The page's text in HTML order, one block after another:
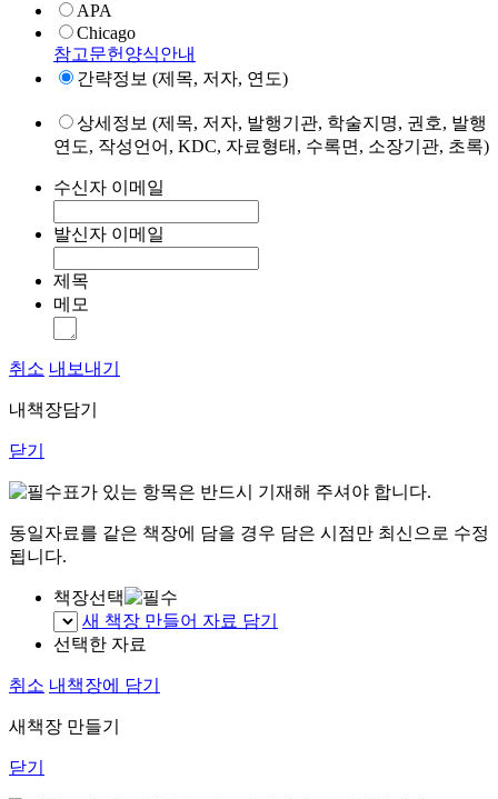
APA
Chicago
참고문헌양식안내
간략정보 (제목, 저자, 연도)
상세정보 (제목, 저자, 발행기관, 학술지명, 권호, 발행
연도, 작성언어, KDC, 자료형태, 수록면, 소장기관, 초록)
수신자 이메일
발신자 이메일
제목
메모
취소 내보내기
내책장담기
닫기
표가 있는 항목은 반드시 기재해 주셔야 합니다.
동일자료를 같은 책장에 담을 경우 담은 시점만 최신으로 수정
됩니다.
책장선택
새 책장 만들어 자료 담기
선택한 자료
취소 내책장에 담기
새책장 만들기
닫기